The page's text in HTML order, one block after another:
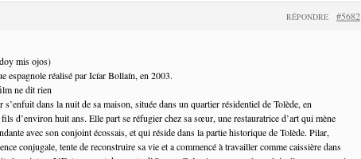
#5682
RÉPONDRE
mis ojos)
espagnole réalisé par Icíar Bollaín, en 2003.
s’enfuit dans la nuit de sa maison, située dans un quartier résidentiel de Tolède, en
d’environ huit ans. Elle part se réfugier chez sa sœur, une restauratrice d’art qui mène
avec son conjoint écossais, et qui réside dans la partie historique de Tolède. Pilar,
conjugale, tente de reconstruire sa vie et a commencé à travailler comme caissière dans